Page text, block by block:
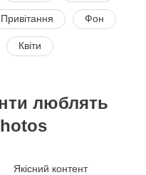
Привітання Фон
Квіти
люблять
Якісний контент